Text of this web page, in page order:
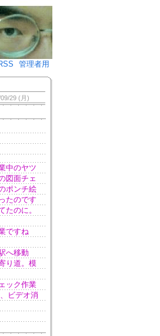
♪)÷2
管理者用
29 (月)
中のヤツ
図面チェ
ポンチ絵
たのです
たのに。
ですね
へ移動
り道。模
ック作業
ビデオ消